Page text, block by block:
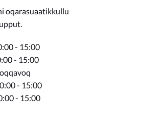
oqarasuaatikkullu
- 15:00
- 15:00
- 15:00
- 15:00